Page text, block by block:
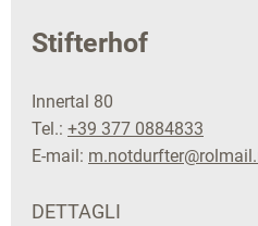
Stifterhof
Innertal 80
Tel.: +39 377 0884833
E-mail:
DETTAGLI